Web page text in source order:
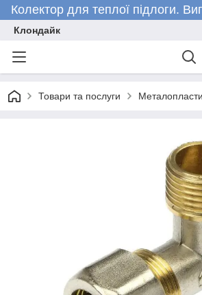
Колектор для теплої підлоги.
Клондайк
Товари та послуги